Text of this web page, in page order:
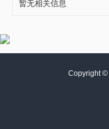
暂无相关信息
Copyright ©